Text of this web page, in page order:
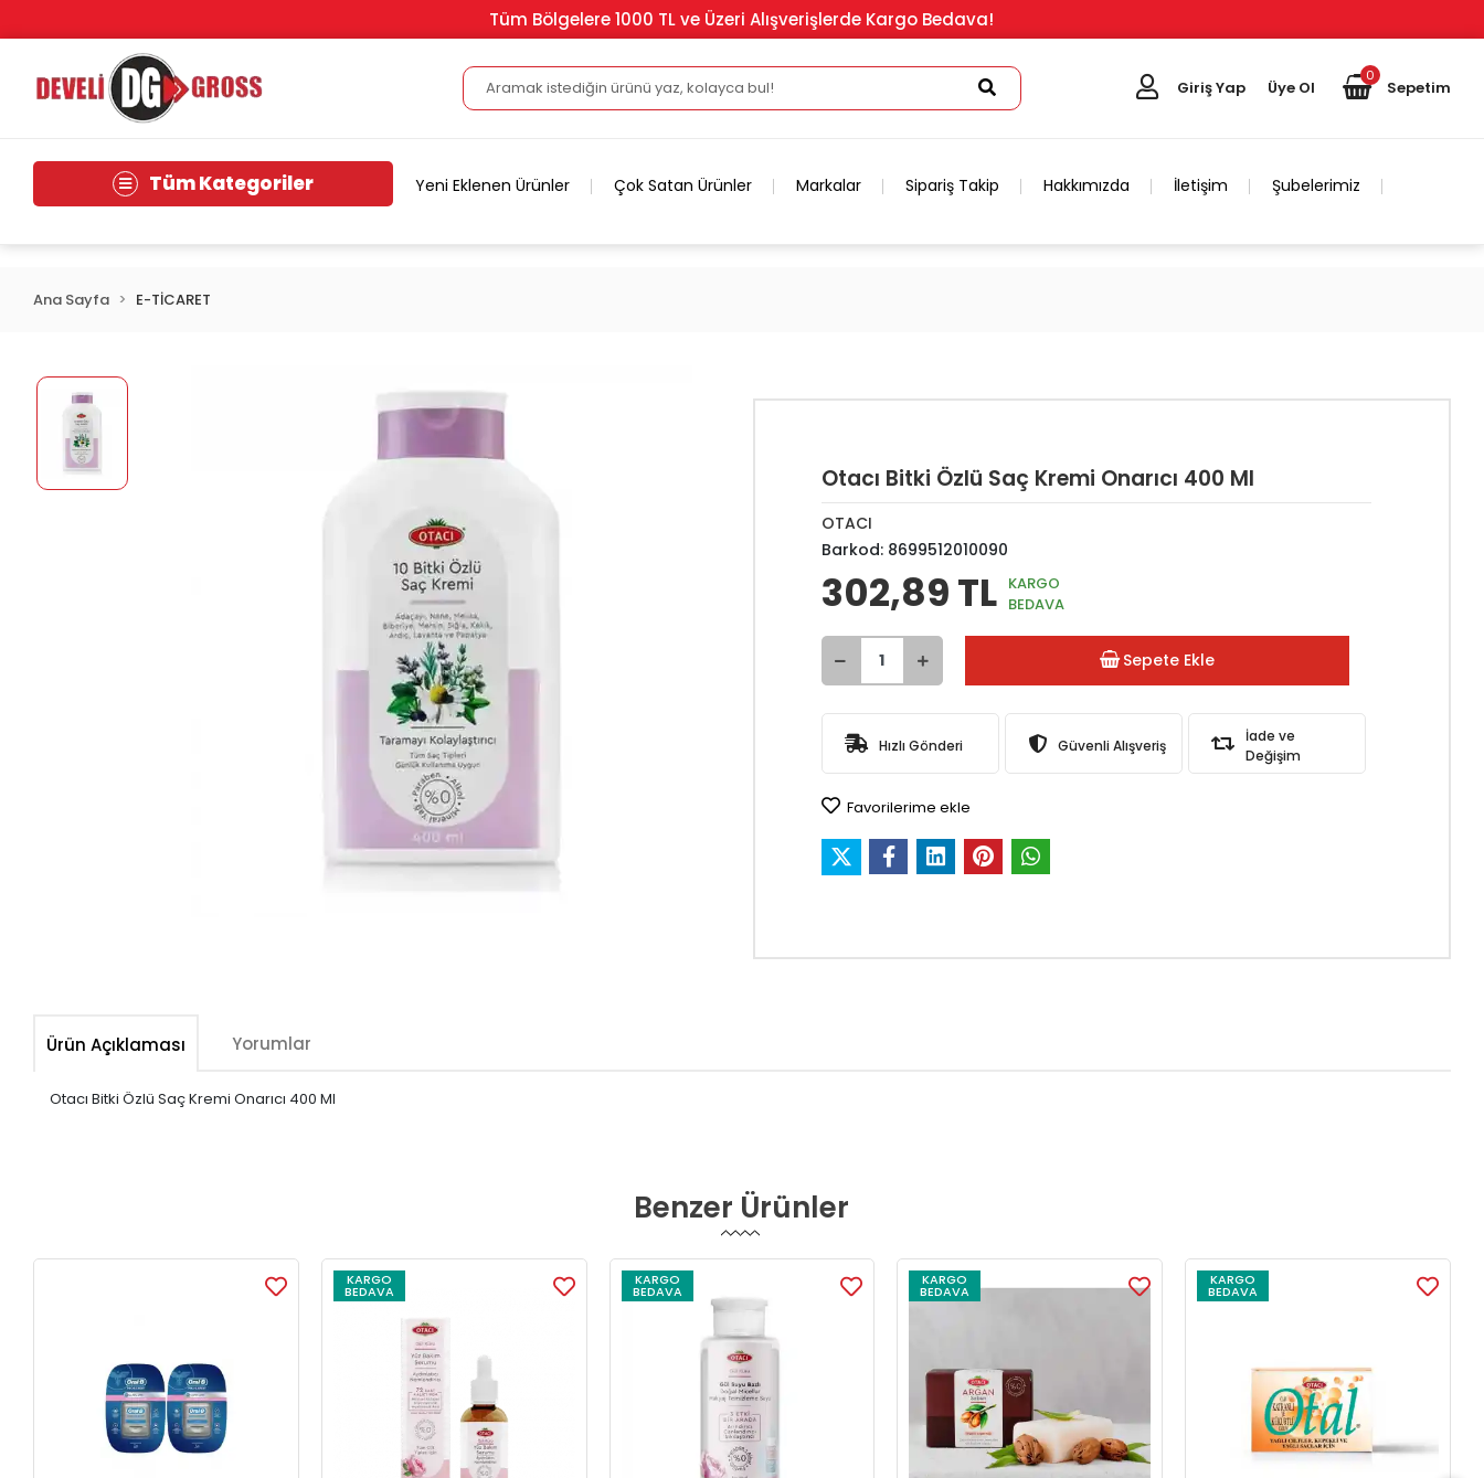
Tüm Bölgelere 1000 TL ve Üzeri Alışverişlerde Kargo Bedava!
Giriş Yap Üye Ol
0
Sepetim
Tüm Kategoriler Yeni Eklenen Ürünler Çok Satan Ürünler Markalar Sipariş Takip Hakkımızda İletişim Şubelerimiz
Ana Sayfa E-TİCARET
Otacı Bitki Özlü Saç Kremi Onarıcı 400 Ml
OTACI
Barkod: 8699512010090
302,89 TL KARGO
BEDAVA
Sepete Ekle
Hızlı Gönderi Güvenli Alışveriş
İade ve
Değişim
Favorilerime ekle
Ürün Açıklaması Yorumlar
Otacı Bitki Özlü Saç Kremi Onarıcı 400 Ml
Benzer Ürünler
KARGO
BEDAVA
KARGO
BEDAVA
KARGO
BEDAVA
KARGO
BEDAVA